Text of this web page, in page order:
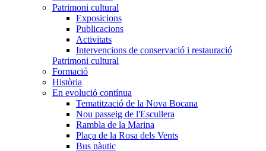
Patrimoni cultural
Exposicions
Publicacions
Activitats
Intervencions de conservació i restauració
Patrimoni cultural
Formació
Història
En evolució contínua
Tematització de la Nova Bocana
Nou passeig de l'Escullera
Rambla de la Marina
Plaça de la Rosa dels Vents
Bus nàutic